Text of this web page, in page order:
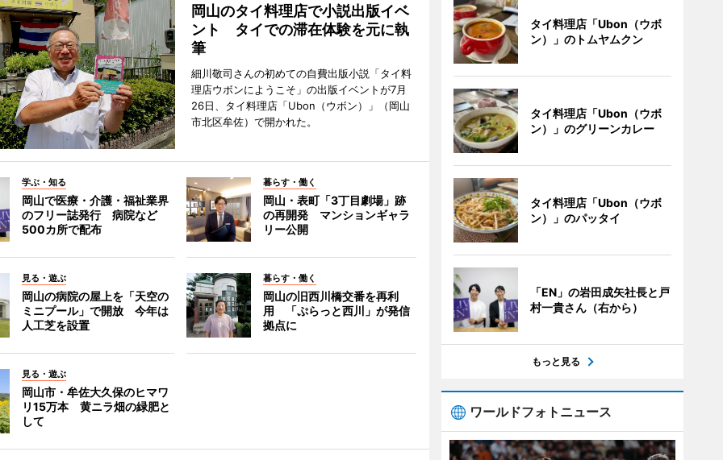
岡山のタイ料理店で小説出版イベ
ント タイでの滞在体験を元に執
筆
細川敬司さんの初めての自費出版小説「タイ料
理店ウボンにようこそ」の出版イベントが7月
26日、タイ料理店「Ubon（ウボン）」（岡山
市北区牟佐）で開かれた。
学ぶ・知る
岡山で医療・介護・福祉業界
のフリー誌発行 病院など
500カ所で配布
暮らす・働く
岡山・表町「3丁目劇場」跡
の再開発 マンションギャラ
リー公開
見る・遊ぶ
岡山の病院の屋上を「天空の
ミニプール」で開放 今年は
人工芝を設置
暮らす・働く
岡山の旧西川橋交番を再利
用 「ぷらっと西川」が発信
拠点に
見る・遊ぶ
岡山市・牟佐大久保のヒマワ
リ15万本 黄ニラ畑の緑肥と
して
タイ料理店「Ubon（ウボ
ン）」のトムヤムクン
タイ料理店「Ubon（ウボ
ン）」のグリーンカレー
タイ料理店「Ubon（ウボ
ン）」のパッタイ
「EN」の岩田成矢社長と戸
村一貴さん（右から）
もっと見る
ワールドフォトニュース